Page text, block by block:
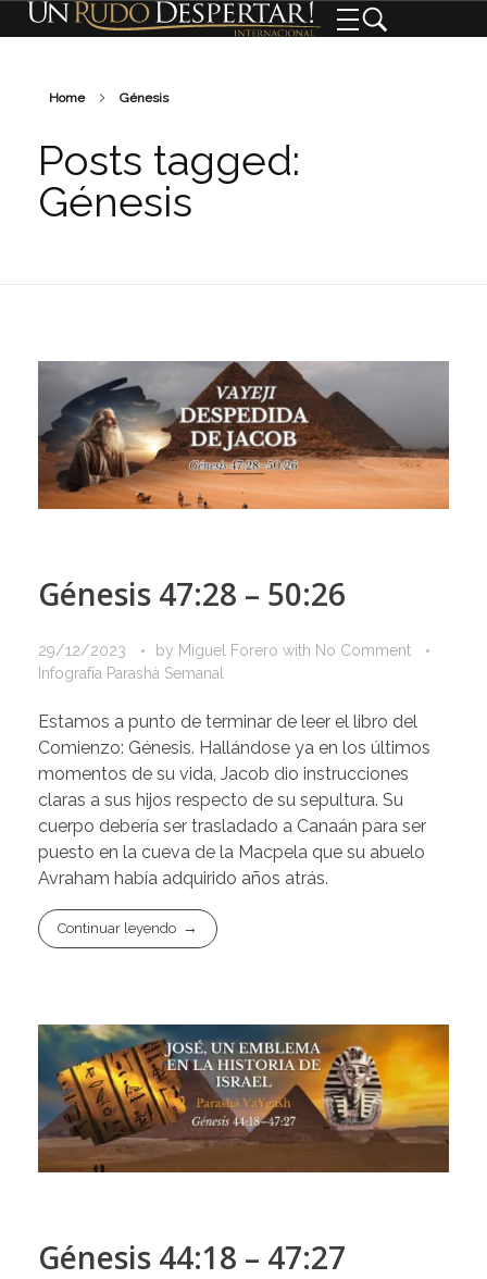
Home Génesis
Posts tagged:
Génesis
Génesis 47:28 – 50:26
29/12/2023 by Miguel Forero with No Comment
Infografía Parashá Semanal
Estamos a punto de terminar de leer el libro del
Comienzo: Génesis. Hallándose ya en los últimos
momentos de su vida, Jacob dio instrucciones
claras a sus hijos respecto de su sepultura. Su
cuerpo debería ser trasladado a Canaán para ser
puesto en la cueva de la Macpela que su abuelo
Avraham había adquirido años atrás.
Continuar leyendo
Génesis 44:18 – 47:27